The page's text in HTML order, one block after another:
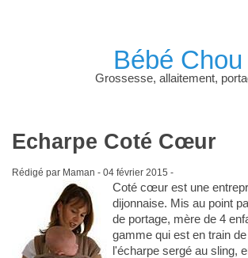
Bébé Chou
Grossesse, allaitement,
Echarpe Coté Cœur
Rédigé par Maman - 04 février 2015 -
Coté cœur est une
dijonnaise. Mis au point
de portage, mère de 4
gamme qui est en train
l'écharpe sergé au sling,